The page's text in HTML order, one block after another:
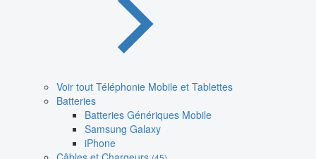
Voir tout Téléphonie Mobile et Tablettes
Batteries
Batteries Génériques Mobile
Samsung Galaxy
iPhone